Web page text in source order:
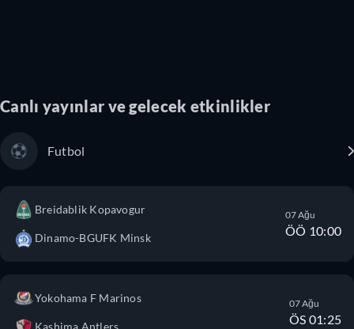
Canlı yayınlar ve gelecek etkinlikler
Futbol
Breidablik Kopavogur
Dinamo-BGUFK Minsk
07 Ağu
ÖÖ 10:00
Yokohama F Marinos
Kashima Antlers
07 Ağu
ÖS 01:25